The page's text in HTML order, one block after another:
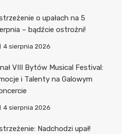
o upałach na 5
– bądźcie ostrożni!
4 sierpnia 2026
VIII Bytów Musical Festival:
i Talenty na Galowym
4 sierpnia 2026
Nadchodzi upał!